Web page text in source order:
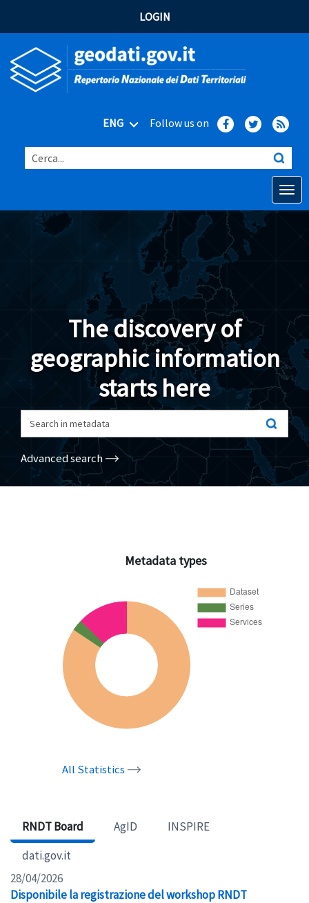
LOGIN
ENG Follow us on
Cerca...
Open
Home
Documents
News
Geoviewer(Opens in a new window)
Help(apre in una nuova finestra)
The discovery of
geographic information
starts here
Advanced search
All Statistics
RNDT Board AgID
INSPIRE
dati.gov.it
28/04/2026
Disponibile la registrazione del workshop RNDT